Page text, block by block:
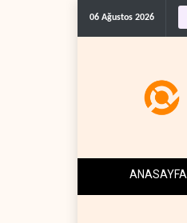
06 Ağustos 2026
ANASAYFA